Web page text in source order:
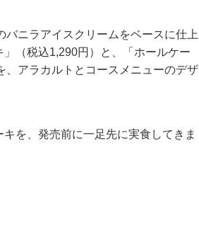
バニラアイスクリームをベースに仕上
（税込1,290円）と、「ホールケー
アラカルトとコースメニューのデザ
を、発売前に一足先に実食してきま